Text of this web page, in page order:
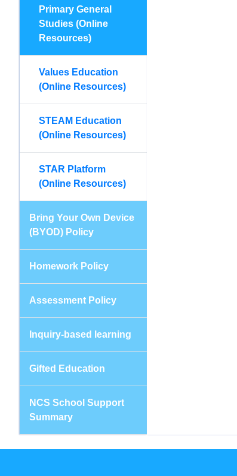
Primary General
Studies (Online
Resources)
Values Education
(Online Resources)
STEAM Education
(Online Resources)
STAR Platform
(Online Resources)
Bring Your Own Device
(BYOD) Policy
Homework Policy
Assessment Policy
Inquiry-based learning
Gifted Education
NCS School Support
Summary